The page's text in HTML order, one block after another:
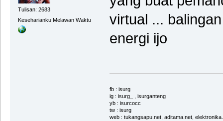
Tulisan: 2683
Keseharianku Melawan Waktu
virtual ...
energi ijo
fb : isurg
ig : isurg_ , isurganteng
yb : isurcocc
tw : isurg
web : tukangsapu.net, aditama.net,